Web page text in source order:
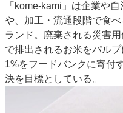
JAPAN PACK 2023 特集
中古
2022 見える化・MIS特集
2022
特集・デジタル印刷 ～ 新成長軌
案内
発刊案内
JFPI印刷用語
「kome-kami」は企業や
や、加工・流通段階で食
ランド。廃棄される災害
で排出されるお米をパル
1%をフードバンクに寄付
決を目標としている。